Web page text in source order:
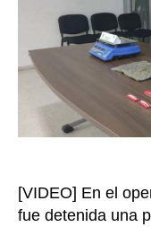
[VIDEO] En el
fue detenida una